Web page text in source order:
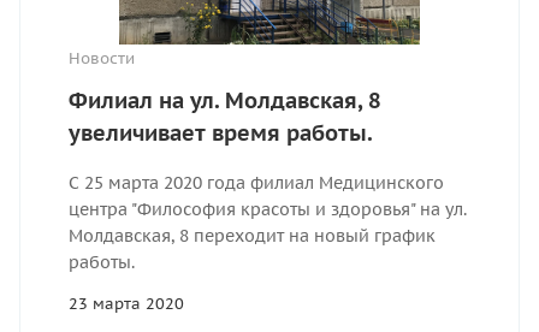
Новости
Филиал на ул. Молдавская, 8
увеличивает время работы.
С 25 марта 2020 года филиал Медицинского
центра "Философия красоты и здоровья" на ул.
Молдавская, 8 переходит на новый график
работы.
23 марта 2020